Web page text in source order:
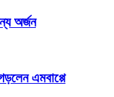
অর্জন
এমবাপ্পে